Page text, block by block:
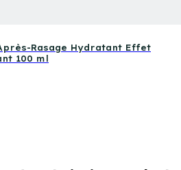
Rasage Hydratant Effet
100 ml